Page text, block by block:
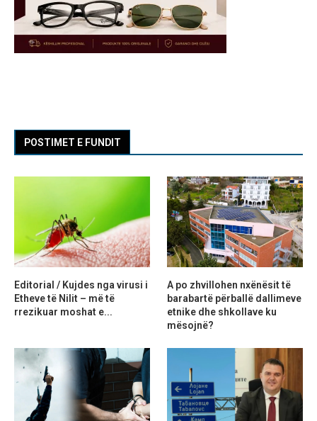
POSTIMET E FUNDIT
Editorial / Kujdes nga virusi i
Etheve të Nilit – më të
rrezikuar moshat e...
A po zhvillohen nxënësit të
barabartë përballë dallimeve
etnike dhe shkollave ku
mësojnë?